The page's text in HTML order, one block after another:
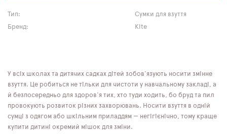
Тип:
Сумки для взуття
Бренд:
Kite
У всіх школах та дитячих садках дітей зобов'язують носити змінне
взуття. Це робиться не тільки для чистоти у навчальному закладі, а
й безпосередньо для здоров'я тих, хто туди ходить, бо бруд та пил
провокують розвиток різних захворювань. Носити взуття в одній
сумці з одягом або шкільним приладдям — негігієнічно, тому краще
купити дитині окремий мішок для зміни.